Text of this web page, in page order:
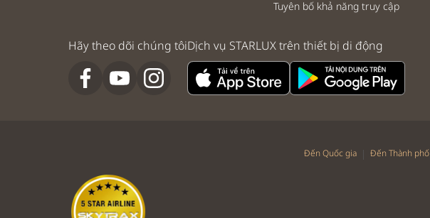
Tuyên bố khả năng truy cập
Hãy theo dõi chúng tôiDịch vụ STARLUX trên thiết bị di động
Đến Quốc gia | Đến Thành phố